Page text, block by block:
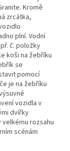
Kromě
zrcátka,
plní. Vodní
č. položky
koši na žebříku
se
pomocí
je na žebříku
vozidla v
dvířky
velkému rozsahu
scénám